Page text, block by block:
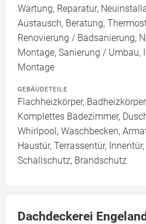
Wartung, Reparatur,
Austausch, Beratung,
Renovierung / Badsanierung,
Montage, Sanierung / Umbau,
Montage
GEBÄUDETEILE
Flachheizkörper,
Komplettes Badezimmer,
Whirlpool, Waschbecken,
Haustür, Terrassentür,
Schallschutz, Brandschutz
Dachdeckerei